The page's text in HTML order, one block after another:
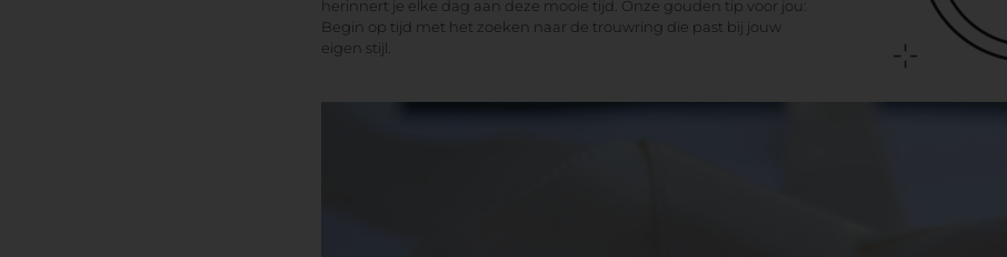
herinnert je elke dag aan deze mooie tijd. Onze gouden tip voor jou:
Begin op tijd met het zoeken naar de trouwring die past bij jouw
eigen stijl.